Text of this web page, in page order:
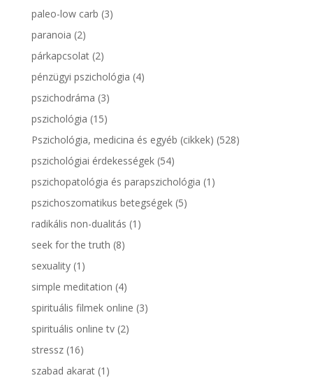
paleo-low carb (3)
paranoia (2)
párkapcsolat(2)
pénzügyi pszichológia (4)
pszichodráma (3)
pszichológia (15)
Pszichológia, medicina és egyéb (cikkek) (528)
pszichológiai érdekességek(54)
pszichopatológia és parapszichológia (1)
pszichoszomatikus betegségek(5)
radikális non-dualitás (1)
seek for the truth (8)
sexuality(1)
simple meditation (4)
spirituális filmek online (3)
spirituális online tv(2)
stressz(16)
szabad akarat(1)